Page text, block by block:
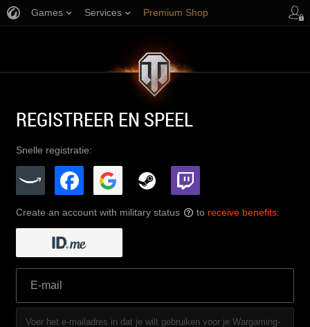
Games Services Premium Shop
REGISTREER EN SPEEL
Snelle registratie:
Create an account with military status ? to receive benefits:
Voer het e-mailadres in dat je wilt gebruiken voor je Wargaming-